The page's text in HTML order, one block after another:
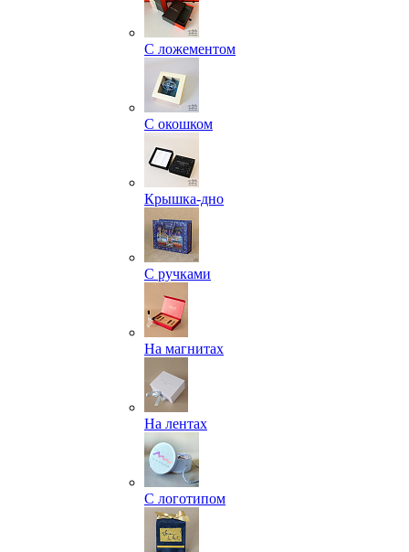
С ложементом
С окошком
Крышка-дно
С ручками
На магнитах
На лентах
С логотипом